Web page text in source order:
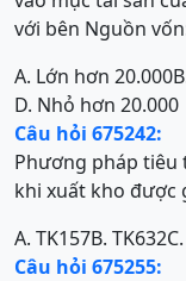
với bên Nguồn
A. Lớn hơn 20.000
D. Nhỏ hơn 20.000
Câu hỏi 675242:
Phương pháp tiêu
khi xuất kho được
A. TK157B. TK632
Câu hỏi 675255: